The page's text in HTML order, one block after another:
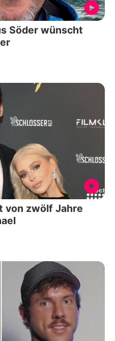
Söder wünscht
von zwölf Jahre